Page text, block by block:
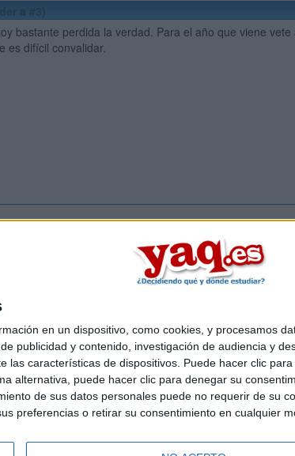
en un dispositivo, como cookies, y procesamos
publicidad y contenido, investigación de audiencia y
las características de dispositivos. Puede hacer clic
alternativa, puede hacer clic para denegar su
de sus datos personales puede no requerir de su
preferencias o retirar su consentimiento en cualquier
bastante perdida la verdad. Para el año que viene
es difícil convalidar.
Quiénes somos|Contactar|
Aviso legal|Politica de privacidad|Condiciones generales
Mediterráneo S.L.- Diego de León 47 - 28006